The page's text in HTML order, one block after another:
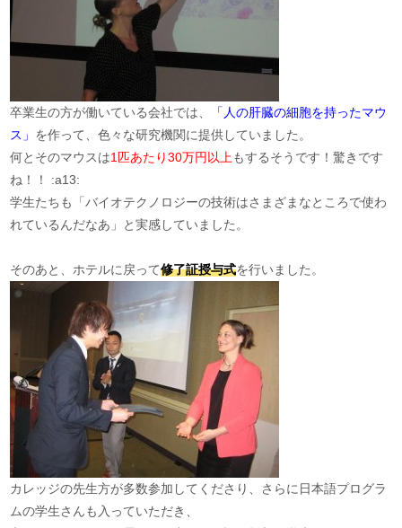
卒業生の方が働いている会社では、
「人の肝臓の細胞を持ったマウ
ス」 を作って、色々な研究機関に提供していました。
何とそのマウスは1匹あたり30万円以上もするそうです！驚きです
ね！！ :a13:
学生たちも「バイオテクノロジーの技術はさまざまなところで使わ
れているんだなあ」と実感していました。
そのあと、ホテルに戻って修了証授与式を行いました。
カレッジの先生方が多数参加してくださり、さらに日本語プログラ
ムの学生さんも入っていただき、